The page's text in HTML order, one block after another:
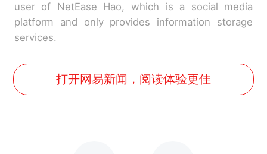
user of NetEase Hao, which is a social media
platform and only provides information storage
services.
打开网易新闻，阅读体验更佳